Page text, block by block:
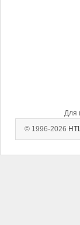
Для
© 1996-2026